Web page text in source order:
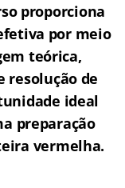
proporciona
por meio
teórica,
resolução de
ideal
preparação
vermelha.